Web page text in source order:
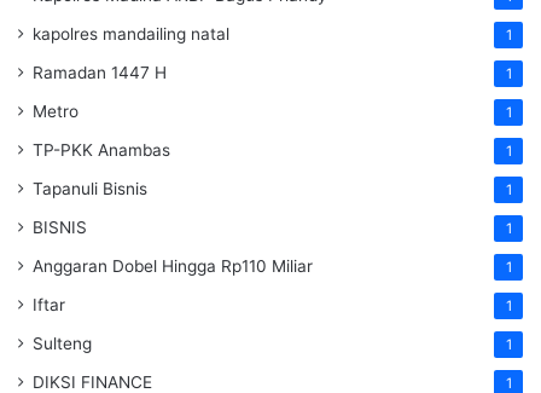
kapolres mandailing natal 1
Ramadan 1447 H 1
Metro 1
TP-PKK Anambas 1
Tapanuli Bisnis 1
BISNIS 1
Anggaran Dobel Hingga Rp110 Miliar 1
Iftar 1
Sulteng 1
DIKSI FINANCE 1